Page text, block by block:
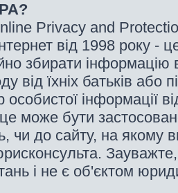
Privacy and
від 1998 року -
збирати інформацію
від їхніх батьків або
особистої інформації
може бути
чи до сайту, на якому
і не є об'єктом